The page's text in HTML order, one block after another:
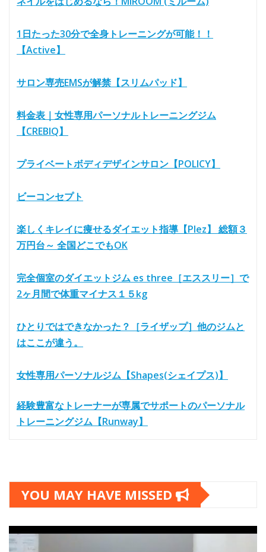
1日たった30分で全身トレーニングが可能！！
【Active】
サロン専売EMSが解禁【スリムパッド】
料金表｜女性専用パーソナルトレーニングジム
【CREBIQ】
プライベートボディデザインサロン【POLICY】
ビーコンセプト
楽しくキレイに痩せるダイエット指導【Plez】 総額３
万円台～ 全国どこでもOK
完全個室のダイエットジム es three［エススリー］で
2ヶ月間で体重マイナス１５kg
ひとりではできなかった？［ライザップ］他のジムと
はここが違う。
女性専用パーソナルジム【Shapes(シェイプス)】
経験豊富なトレーナーが専属でサポートのパーソナル
トレーニングジム【Runway】
YOU MAY HAVE MISSED